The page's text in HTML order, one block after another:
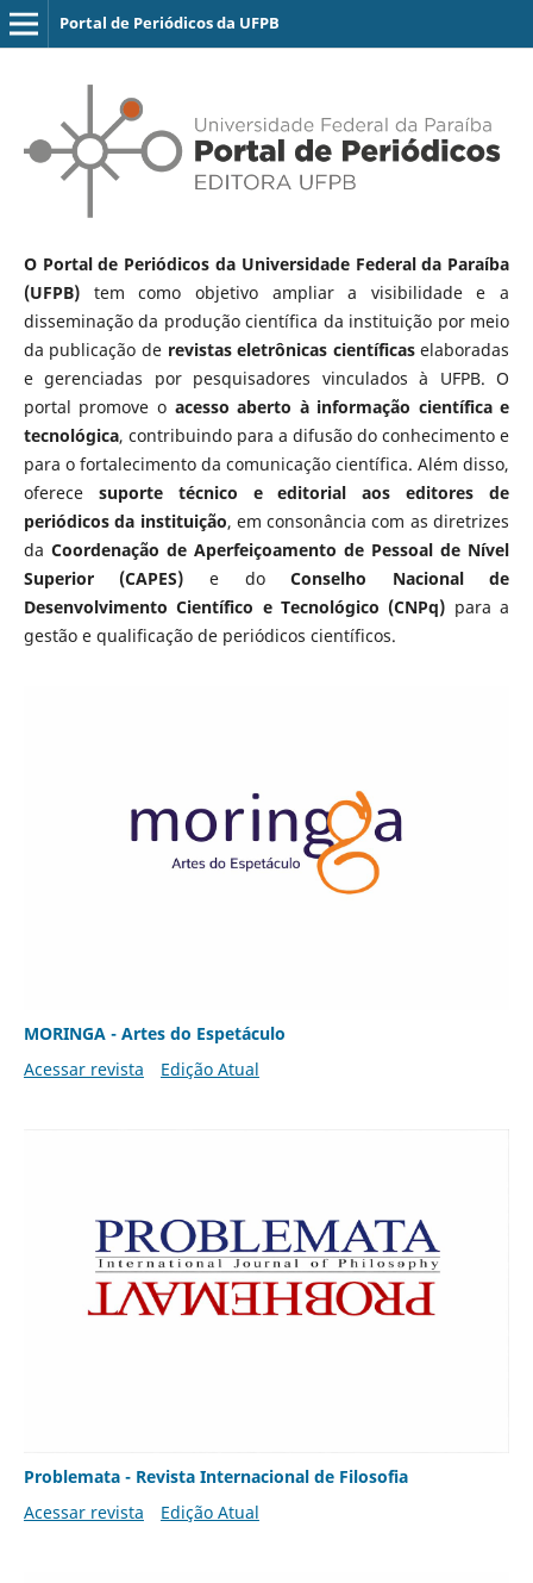
Portal de Periódicos da UFPB
O Portal de Periódicos da Universidade Federal da Paraíba
(UFPB)tem como objetivo ampliar a visibilidade e a
disseminação da produção científica da instituição por meio
da publicação de revistas eletrônicas científicaselaboradas
e gerenciadas por pesquisadores vinculados à UFPB. O
portal promove o acesso aberto à informação científica e
tecnológica, contribuindo para a difusão do conhecimento e
para o fortalecimento da comunicação científica. Além disso,
oferece suporte técnico e editorial aos editores de
periódicos da instituição, em consonância com as diretrizes
da Coordenação de Aperfeiçoamento de Pessoal de Nível
Superior (CAPES) e doConselho Nacional de
Desenvolvimento Científico e Tecnológico (CNPq) para a
gestão e qualificação de periódicos científicos.
MORINGA - Artes do Espetáculo
Acessar revista
Edição Atual
Problemata - Revista Internacional de Filosofia
Acessar revista
Edição Atual